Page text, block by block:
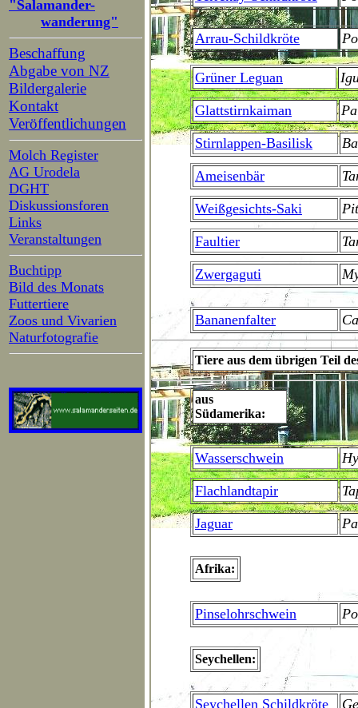
"Salamander-
wanderung"
Beschaffung
Abgabe von NZ
Bildergalerie
Kontakt
Veröffentlichungen
Molch Register
AG Urodela
DGHT
Diskussionsforen
Links
Veranstaltungen
Buchtipp
Bild des Monats
Futtertiere
Zoos und Vivarien
Naturfotografie
Arrau-Schildkröte
Grüner Leguan
Glattstirnkaiman
Stirnlappen-Basilisk
Ameisenbär
Weißgesichts-Saki
Faultier
Zwergaguti
Bananenfalter
Tiere aus dem übrigen Teil
aus
Südamerika:
Wasserschwein
Flachlandtapir
Jaguar
Afrika:
Pinselohrschwein
Seychellen:
Seychellen Schildkröte